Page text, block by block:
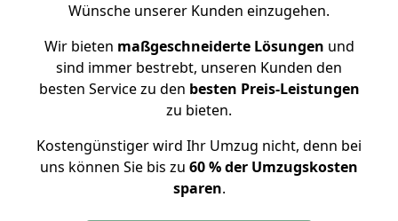
Wünsche unserer Kunden einzugehen.
Wir bieten maßgeschneiderte Lösungen und
sind immer bestrebt, unseren Kunden den
besten Service zu den besten Preis-Leistungen
zu bieten.
Kostengünstiger wird Ihr Umzug nicht, denn bei
uns können Sie bis zu 60 % der Umzugskosten
sparen.